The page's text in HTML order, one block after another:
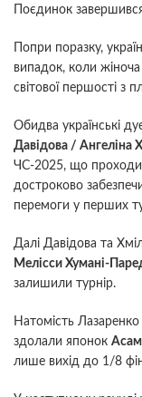
Поєдинок
Попри поразку,
випадок, коли
світової першості з
Обидва українські
Давідова / Ангеліна
ЧС-2025, що
достроково
перемоги у перших
Далі Давідова та
Мелісси Хумані-
залишили турнір.
Натомість
здолали японок
лише вихід до 1/8